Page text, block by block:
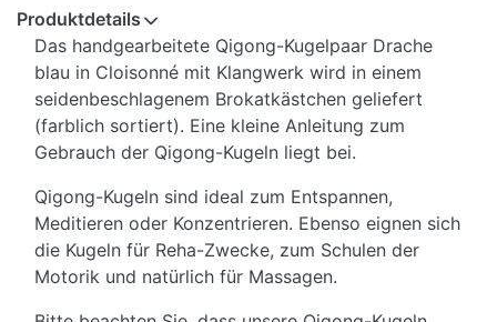
Produktdetails
Das handgearbeitete Qigong-Kugelpaar Drache
blau in Cloisonné mit Klangwerk wird in einem
seidenbeschlagenem Brokatkästchen geliefert
(farblich sortiert). Eine kleine Anleitung zum
Gebrauch der Qigong-Kugeln liegt bei.
Qigong-Kugeln sind ideal zum Entspannen,
Meditieren oder Konzentrieren. Ebenso eignen sich
die Kugeln für Reha-Zwecke, zum Schulen der
Motorik und natürlich für Massagen.